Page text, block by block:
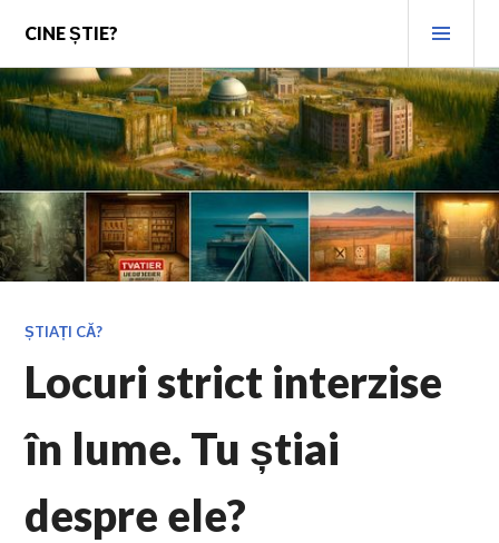
content
CINE ȘTIE?
ȘTIAȚI CĂ?
Locuri strict interzise
în lume. Tu știai
despre ele?